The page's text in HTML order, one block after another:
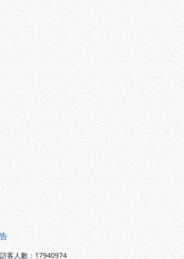
訪客人數： 17940974